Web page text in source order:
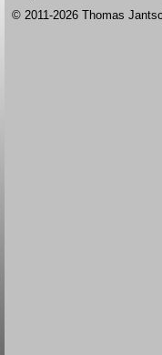
© 2011-2026 Thomas